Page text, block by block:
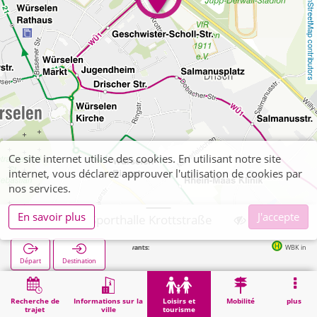
OpenStreetMap contributors
Recherche de
trajet
Informations sur la
ville
Loisirs et
tourisme
Mobilité plus
Würselen, Sporthalle Krottstraße
Départ Destination
Arrêts suivants: WBK in 168m
Démarrage Loisirs et tourisme Würselen, Sporthalle Krottstraße
Ce site internet utilise des cookies. En utilisant notre site
internet, vous déclarez approuver l'utilisation de cookies par
nos services.
En savoir plus
J'accepte